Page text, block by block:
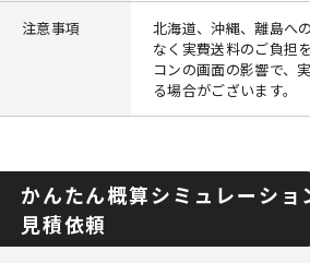
注意事項
北海道、沖縄、離島へ
なく実費送料のご負担
コンの画面の影響で、
る場合がございます。
かんたん概算シミュレーショ
見積依頼